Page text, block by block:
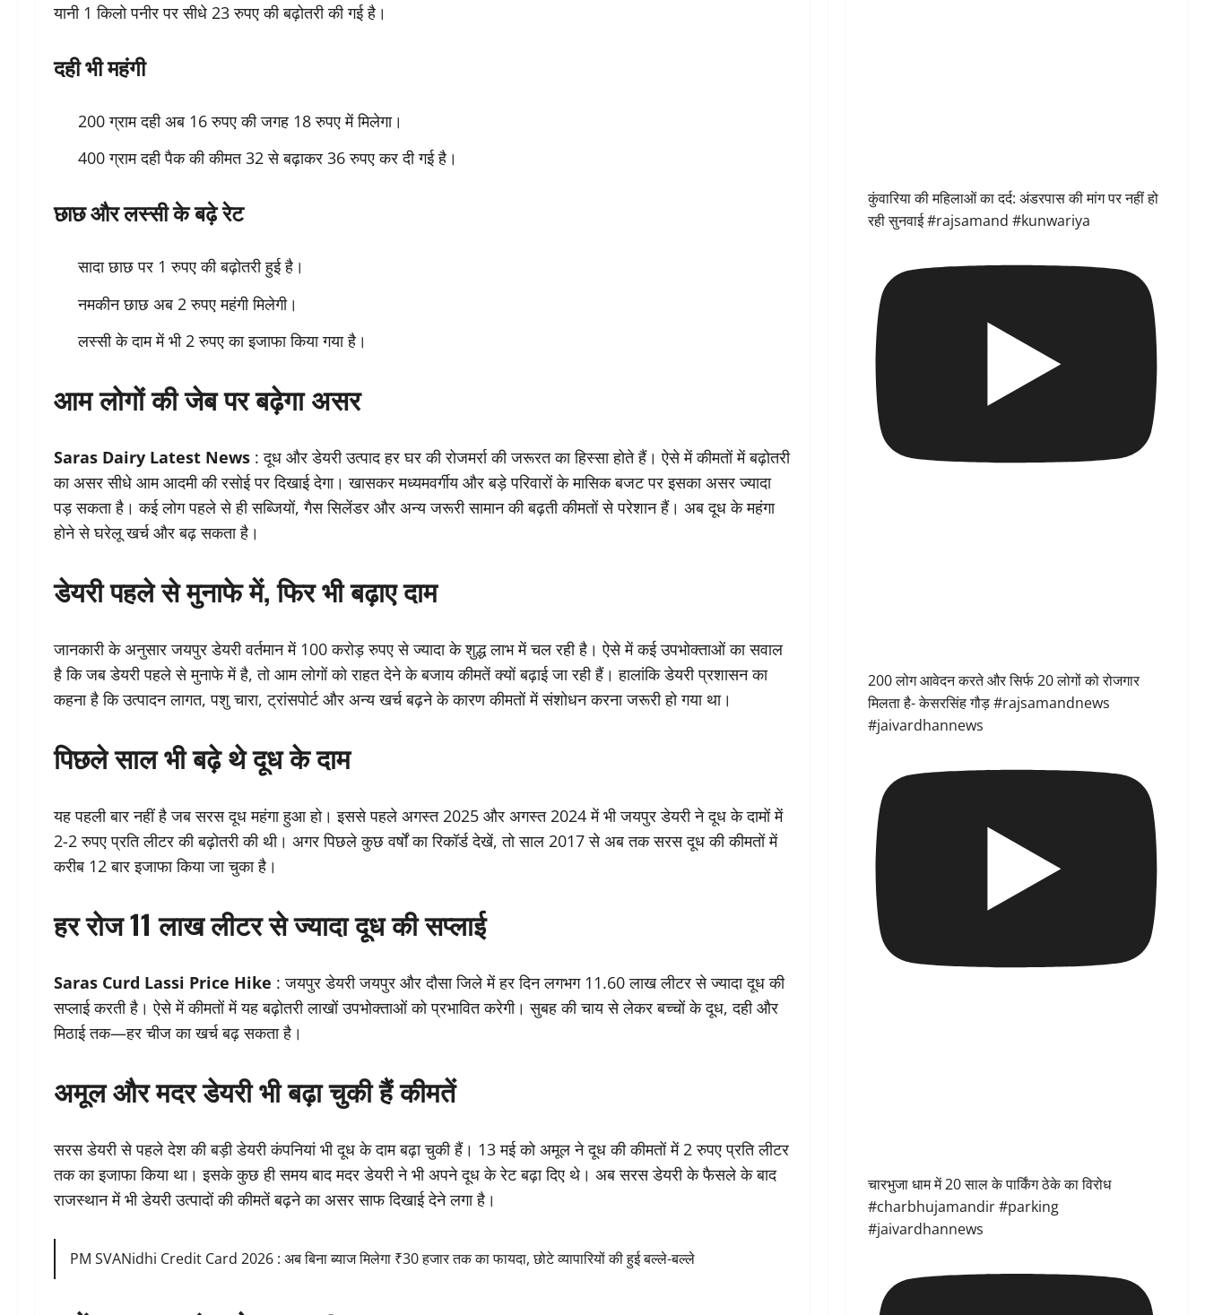
यानी 1 किलो पनीर पर सीधे 23 रुपए की बढ़ोतरी की गई है।
दही भी महंगी
200 ग्राम दही अब 16 रुपए की जगह 18 रुपए में मिलेगा।
400 ग्राम दही पैक की कीमत 32 से बढ़ाकर 36 रुपए कर दी गई है।
छाछ और लस्सी के बढ़े रेट
सादा छाछ पर 1 रुपए की बढ़ोतरी हुई है।
नमकीन छाछ अब 2 रुपए महंगी मिलेगी।
लस्सी के दाम में भी 2 रुपए का इजाफा किया गया है।
आम लोगों की जेब पर बढ़ेगा असर
Saras Dairy Latest News : दूध और डेयरी उत्पाद हर घर की रोजमर्रा की जरूरत का हिस्सा होते हैं। ऐसे में कीमतों में बढ़ोतरी
का असर सीधे आम आदमी की रसोई पर दिखाई देगा। खासकर मध्यमवर्गीय और बड़े परिवारों के मासिक बजट पर इसका असर ज्यादा
पड़ सकता है। कई लोग पहले से ही सब्जियों, गैस सिलेंडर और अन्य जरूरी सामान की बढ़ती कीमतों से परेशान हैं। अब दूध के महंगा
होने से घरेलू खर्च और बढ़ सकता है।
डेयरी पहले से मुनाफे में, फिर भी बढ़ाए दाम
जानकारी के अनुसार जयपुर डेयरी वर्तमान में 100 करोड़ रुपए से ज्यादा के शुद्ध लाभ में चल रही है। ऐसे में कई उपभोक्ताओं का सवाल
है कि जब डेयरी पहले से मुनाफे में है, तो आम लोगों को राहत देने के बजाय कीमतें क्यों बढ़ाई जा रही हैं। हालांकि डेयरी प्रशासन का
कहना है कि उत्पादन लागत, पशु चारा, ट्रांसपोर्ट और अन्य खर्च बढ़ने के कारण कीमतों में संशोधन करना जरूरी हो गया था।
पिछले साल भी बढ़े थे दूध के दाम
यह पहली बार नहीं है जब सरस दूध महंगा हुआ हो। इससे पहले अगस्त 2025 और अगस्त 2024 में भी जयपुर डेयरी ने दूध के दामों में
2-2 रुपए प्रति लीटर की बढ़ोतरी की थी। अगर पिछले कुछ वर्षों का रिकॉर्ड देखें, तो साल 2017 से अब तक सरस दूध की कीमतों में
करीब 12 बार इजाफा किया जा चुका है।
हर रोज 11 लाख लीटर से ज्यादा दूध की सप्लाई
Saras Curd Lassi Price Hike : जयपुर डेयरी जयपुर और दौसा जिले में हर दिन लगभग 11.60 लाख लीटर से ज्यादा दूध की
सप्लाई करती है। ऐसे में कीमतों में यह बढ़ोतरी लाखों उपभोक्ताओं को प्रभावित करेगी। सुबह की चाय से लेकर बच्चों के दूध, दही और
मिठाई तक—हर चीज का खर्च बढ़ सकता है।
अमूल और मदर डेयरी भी बढ़ा चुकी हैं कीमतें
सरस डेयरी से पहले देश की बड़ी डेयरी कंपनियां भी दूध के दाम बढ़ा चुकी हैं। 13 मई को अमूल ने दूध की कीमतों में 2 रुपए प्रति लीटर
तक का इजाफा किया था। इसके कुछ ही समय बाद मदर डेयरी ने भी अपने दूध के रेट बढ़ा दिए थे। अब सरस डेयरी के फैसले के बाद
राजस्थान में भी डेयरी उत्पादों की कीमतें बढ़ने का असर साफ दिखाई देने लगा है।
PM SVANidhi Credit Card 2026 : अब बिना ब्याज मिलेगा ₹30 हजार तक का फायदा, छोटे व्यापारियों की हुई बल्ले-बल्ले
कुंवारिया की महिलाओं का दर्द: अंडरपास की मांग पर नहीं हो
रही सुनवाई #rajsamand #kunwariya
200 लोग आवेदन करते और सिर्फ 20 लोगों को रोजगार
मिलता है- केसरसिंह गौड़ #rajsamandnews
#jaivardhannews
चारभुजा धाम में 20 साल के पार्किंग ठेके का विरोध
#charbhujamandir #parking
#jaivardhannews